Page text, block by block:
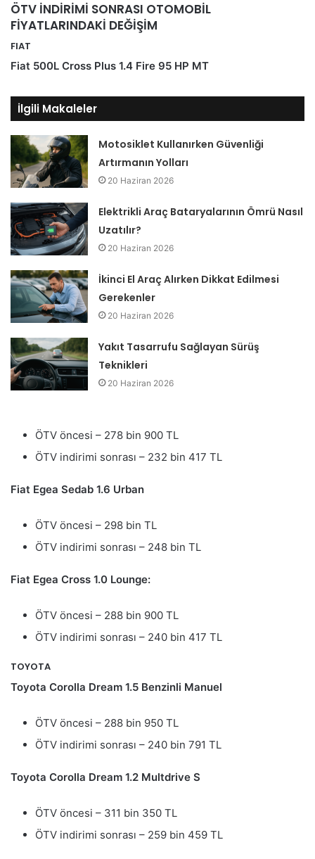
ÖTV İNDİRİMİ SONRASI OTOMOBİL
FİYATLARINDAKİ DEĞİŞİM
FIAT
Fiat 500L Cross Plus 1.4 Fire 95 HP MT
İlgili Makaleler
Motosiklet Kullanırken Güvenliği
Artırmanın Yolları
20 Haziran 2026
Elektrikli Araç Bataryalarının Ömrü Nasıl
Uzatılır?
20 Haziran 2026
İkinci El Araç Alırken Dikkat Edilmesi
Gerekenler
20 Haziran 2026
Yakıt Tasarrufu Sağlayan Sürüş
Teknikleri
20 Haziran 2026
ÖTV öncesi – 278 bin 900 TL
ÖTV indirimi sonrası – 232 bin 417 TL
Fiat Egea Sedab 1.6 Urban
ÖTV öncesi – 298 bin TL
ÖTV indirimi sonrası – 248 bin TL
Fiat Egea Cross 1.0 Lounge:
ÖTV öncesi – 288 bin 900 TL
ÖTV indirimi sonrası – 240 bin 417 TL
TOYOTA
Toyota Corolla Dream 1.5 Benzinli Manuel
ÖTV öncesi – 288 bin 950 TL
ÖTV indirimi sonrası – 240 bin 791 TL
Toyota Corolla Dream 1.2 Multdrive S
ÖTV öncesi – 311 bin 350 TL
ÖTV indirimi sonrası – 259 bin 459 TL